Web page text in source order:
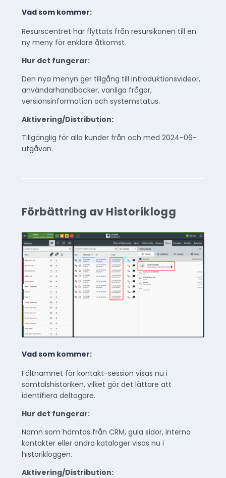
Vad som kommer:
Resurscentret har flyttats från resursikonen till en
ny meny för enklare åtkomst.
Hur det fungerar:
Den nya menyn ger tillgång till introduktionsvideor,
användarhandböcker, vanliga frågor,
versionsinformation och systemstatus.
Aktivering/Distribution:
Tillgänglig för alla kunder från och med 2024-06-
utgåvan.
Förbättring av Historiklogg
Vad som kommer:
Fältnamnet för kontakt-session visas nu i
samtalshistoriken, vilket gör det lättare att
identifiera deltagare.
Hur det fungerar:
Namn som hämtas från CRM, gula sidor, interna
kontakter eller andra kataloger visas nu i
historikloggen.
Aktivering/Distribution: